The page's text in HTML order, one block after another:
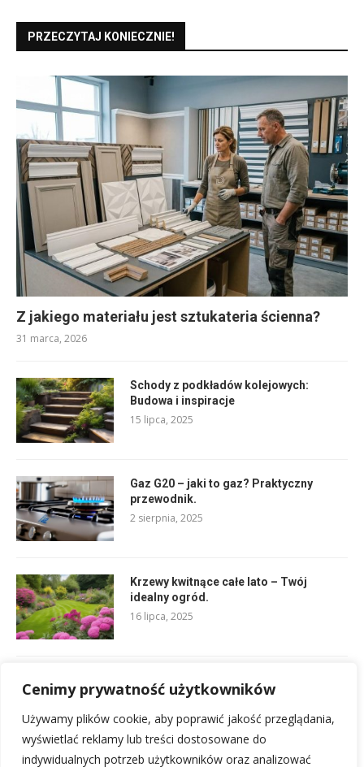
Cenimy prywatność użytkowników
Używamy plików cookie, aby poprawić jakość przeglądania,
wyświetlać reklamy lub treści dostosowane do
indywidualnych potrzeb użytkowników oraz analizować
PRZECZYTAJ KONIECZNIE!
Z jakiego materiału jest sztukateria ścienna?
31 marca, 2026
Schody z podkładów kolejowych:
Budowa i inspiracje
15 lipca, 2025
Gaz G20 – jaki to gaz? Praktyczny
przewodnik.
2 sierpnia, 2025
Krzewy kwitnące całe lato – Twój
idealny ogród.
16 lipca, 2025
skuteczne metody na domowe
16 lipca, 2025